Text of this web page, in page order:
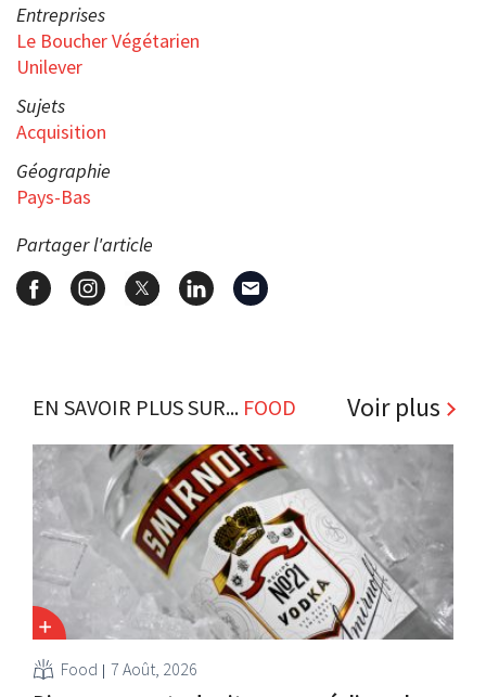
Entreprises
Le Boucher Végétarien
Unilever
Sujets
Acquisition
Géographie
Pays-Bas
Partager l'article
EN SAVOIR PLUS SUR... FOOD Voir plus
Food 7 Août, 2026